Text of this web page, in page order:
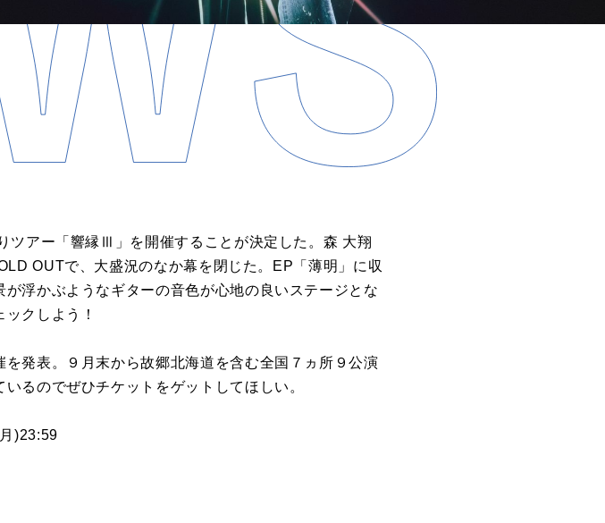
ツアー「響縁Ⅲ」を開催することが決定した。森 大翔
OUTで、大盛況のなか幕を閉じた。EP「薄明」に収
浮かぶようなギターの音色が心地の良いステージとな
クしよう！
発表。９月末から故郷北海道を含む全国７ヵ所９公演
るのでぜひチケットをゲットしてほしい。
)23:59